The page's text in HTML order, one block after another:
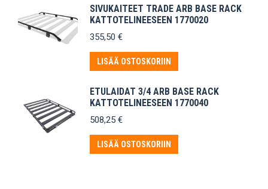
SIVUKAITEET TRADE ARB BASE RACK
KATTOTELINEESEEN 1770020
355,50 €
LISÄÄ OSTOSKORIIN
ETULAIDAT 3/4 ARB BASE RACK
KATTOTELINEESEEN 1770040
508,25 €
LISÄÄ OSTOSKORIIN